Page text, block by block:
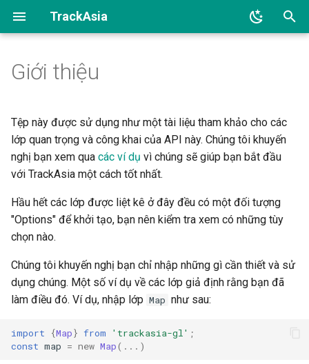
TrackAsia
n
t
i
a
i
z
i
n
s
Markers and Controls
Geography and Geometry
Handlers
Sources
Event Related
Giới thiệu
Tệp này được sử dụng như một tài liệu tham khảo cho các
lớp quan trọng và công khai của API này. Chúng tôi khuyến
nghị bạn xem qua các ví dụ vì chúng sẽ giúp bạn bắt đầu
với TrackAsia một cách tốt nhất.
Hầu hết các lớp được liệt kê ở đây đều có một đối tượng
"Options" để khởi tạo, bạn nên kiểm tra xem có những tùy
chọn nào.
Chúng tôi khuyến nghị bạn chỉ nhập những gì cần thiết và sử
dụng chúng. Một số ví dụ về các lớp giả định rằng bạn đã
làm điều đó. Ví dụ, nhập lớp Map như sau:
import {Map} from 'trackasia-gl' ;
const map = new Map(...)